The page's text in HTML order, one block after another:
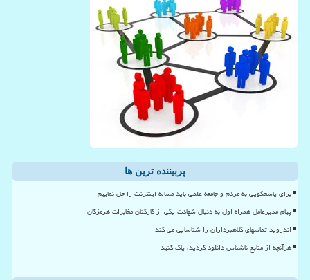
پربیننده ترین ها
برای پاسخگویی به مردم و جامعه علمی باید مساله اینترنت را حل نماییم
پیام مدیرعامل همراه اول به دنبال شهادت یکی از کارکنان مخابرات هرمزگان
اندروید تماسهای کلاهبرداران را شناسایی می کند
هرآنچه از منابع ناشناس دانلود کردید، پاک کنید